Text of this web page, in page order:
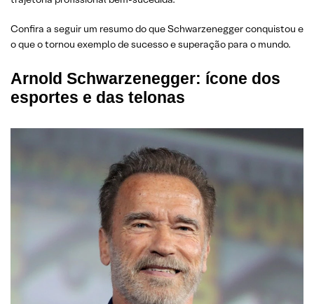
Confira a seguir um resumo do que Schwarzenegger conquistou e
o que o tornou exemplo de sucesso e superação para o mundo.
Arnold Schwarzenegger: ícone dos
esportes e das telonas